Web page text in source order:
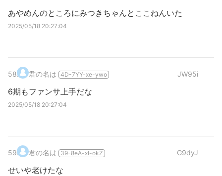
あやめんのところにみつきちゃんとここねんいた
2025/05/18 20:27:04
58. 君の名は 4D-7YY-xe-ywo JW95i
6期もファンサ上手だな
2025/05/18 20:27:04
59. 君の名は 39-8eA-xl-okZ G9dyJ
せいや老けたな